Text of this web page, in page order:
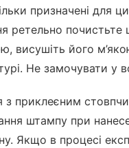
призначені для
ретельно
висушіть його
Не замочувати у
приклеєним
штампу при
Якщо в процесі